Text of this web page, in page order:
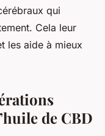
qui
Cela leur
les aide à mieux
de CBD